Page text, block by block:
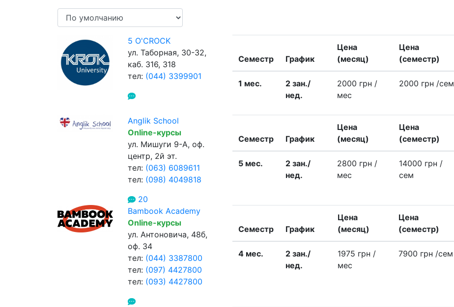
5 O'CROCK
ул. Таборная, 30-32,
каб. 316, 318
тел: (044) 3399901
Семестр График
Цена
(месяц)
Цена
(семестр)
1 меc.
2 зан./
нед.
2000 грн /
меc
2000 грн /сем
Anglik School
Online-курсы
ул. Мишуги 9-A, оф.
центр, 2й эт.
тел: (063) 6089611
тел: (098) 4049818
20
Семестр График
Цена
(месяц)
Цена
(семестр)
5 меc.
2 зан./
нед.
2800 грн /
меc
14000 грн /
сем
Bambook Academy
Online-курсы
ул. Антоновича, 48б,
оф. 34
тел: (044) 3387800
тел: (097) 4427800
тел: (093) 4427800
Семестр График
Цена
(месяц)
Цена
(семестр)
4 меc.
2 зан./
нед.
1975 грн /
меc
7900 грн /сем